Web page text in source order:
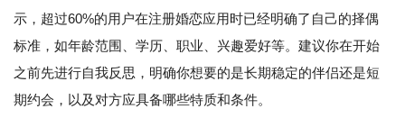
示，超过60%的用户在注册婚恋应用时已经明确了自己的择偶
标准，如年龄范围、学历、职业、兴趣爱好等。建议你在开始
之前先进行自我反思，明确你想要的是长期稳定的伴侣还是短
期约会，以及对方应具备哪些特质和条件。